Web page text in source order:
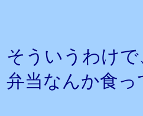
そういうわけ
弁当なんか食